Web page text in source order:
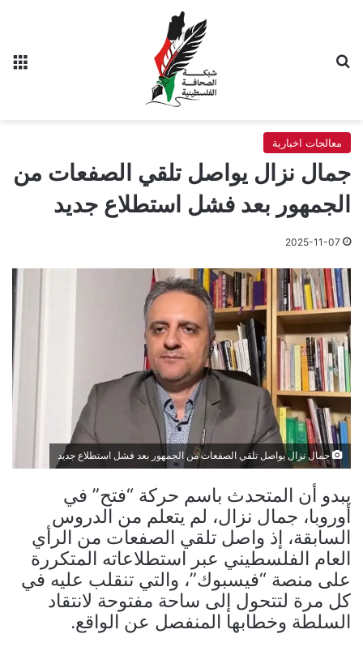
معالجات اخبارية
جمال نزال يواصل تلقي الصفعات من
الجمهور بعد فشل استطلاع جديد
2025-11-07
جمال نزال يواصل تلقي الصفعات من الجمهور بعد فشل استطلاع جديد
يبدو أن المتحدث باسم حركة “فتح” في
أوروبا، جمال نزال، لم يتعلم من الدروس
السابقة، إذ واصل تلقي الصفعات من الرأي
العام الفلسطيني عبر استطلاعاته المتكررة
على منصة “فيسبوك”، والتي تنقلب عليه في
كل مرة لتتحول إلى ساحة مفتوحة لانتقاد
السلطة وخطابها المنفصل عن الواقع.